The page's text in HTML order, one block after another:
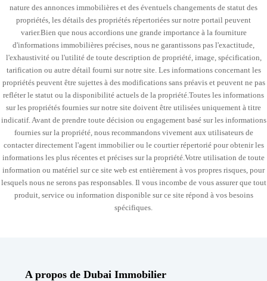
nature des annonces immobilières et des éventuels changements de statut des
propriétés, les détails des propriétés répertoriées sur notre portail peuvent
varier.Bien que nous accordions une grande importance à la fourniture
d'informations immobilières précises, nous ne garantissons pas l'exactitude,
l'exhaustivité ou l'utilité de toute description de propriété, image, spécification,
tarification ou autre détail fourni sur notre site. Les informations concernant les
propriétés peuvent être sujettes à des modifications sans préavis et peuvent ne pas
refléter le statut ou la disponibilité actuels de la propriété.Toutes les informations
sur les propriétés fournies sur notre site doivent être utilisées uniquement à titre
indicatif. Avant de prendre toute décision ou engagement basé sur les informations
fournies sur la propriété, nous recommandons vivement aux utilisateurs de
contacter directement l'agent immobilier ou le courtier répertorié pour obtenir les
informations les plus récentes et précises sur la propriété.Votre utilisation de toute
information ou matériel sur ce site web est entièrement à vos propres risques, pour
lesquels nous ne serons pas responsables. Il vous incombe de vous assurer que tout
produit, service ou information disponible sur ce site répond à vos besoins
spécifiques.
A propos de Dubai Immobilier